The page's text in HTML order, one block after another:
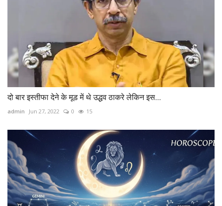
दो बार इस्तीफा देने के मूड में थे उद्धव ठाकरे लेकिन इस...
admin Jun 27, 2022 0 15